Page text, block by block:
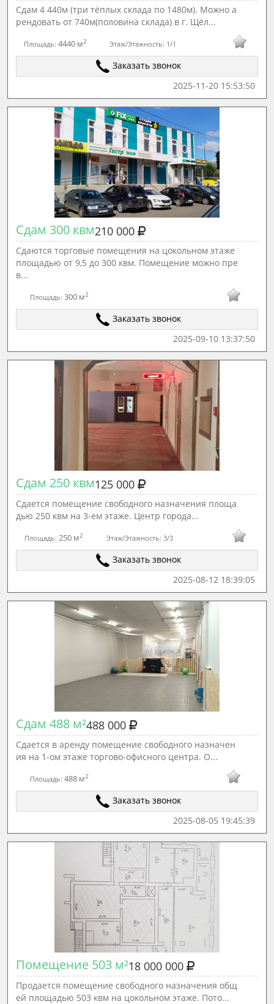
Сдам 4 440м (три тёплых склада по 1480м). Можно а
рендовать от 740м(половина склада) в г. Щёл...
Площадь:4440 м2 Этаж/Этажность: 1/1
Заказать звонок
2025-11-20 15:53:50
Сдам 300 квм210 000
Сдаются торговые помещения на цокольном этаже
площадью от 9,5 до 300 квм. Помещение можно пре
в...
Площадь:300 м2
Заказать звонок
2025-09-10 13:37:50
Сдам 250 квм125 000
Сдается помещение свободного назначения площа
дью 250 квм на 3-ем этаже. Центр города...
Площадь: 250 м2 Этаж/Этажность: 3/3
Заказать звонок
2025-08-12 18:39:05
Сдам 488 м²488 000
Сдается в аренду помещение свободного назначен
ия на 1-ом этаже торгово-офисного центра. О...
Площадь:488 м2
Заказать звонок
2025-08-05 19:45:39
Помещение 503 м²18 000 000
Продается помещение свободного назначения общ
ей площадью 503 квм на цокольном этаже. Пото...